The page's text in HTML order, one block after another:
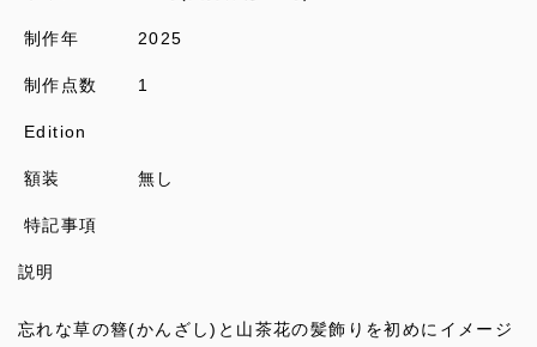
制作年 2025
制作点数 1
Edition
額装 無し
特記事項
説明
忘れな草の簪(かんざし)と山茶花の髪飾りを初めにイメージ